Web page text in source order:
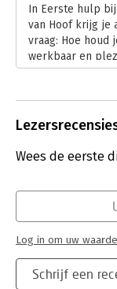
In Eerste hulp
van Hoof krijg je
vraag: Hoe houd
werkbaar en
team, en je
aldus de
Lees verder
Wees de eerste
Schrijf een
Log in om uw